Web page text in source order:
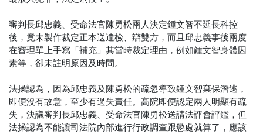
審判長邱忠義、受命法官陳勇松兩人決定鍾文智不延長科控
後，竟未製作裁定正本送達檢、辯雙方，而且邱忠義事後兩度
在審理單上手寫「補充」其當時裁定理由，例如鍾文智身體因
素等，卻未註明原因及時間。
法操認為，因為邱忠義及陳勇松的疏忽導致鍾文智棄保潛逃，
即便沒有故意，至少有過失責任。高院即便認定兩人明顯有疏
失，決議審判長邱忠義、受命法官陳勇松送請法評會評鑑，但
法操認為不能讓司法院內部進行行政調查跟懲處就算了，應該